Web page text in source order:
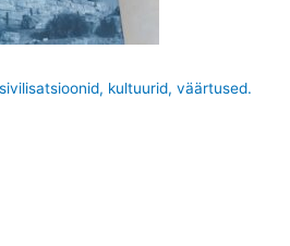
kultuurid, väärtused.